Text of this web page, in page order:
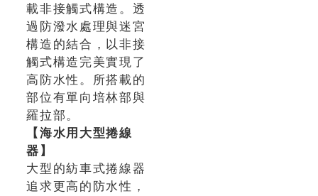
載非接觸式構造。透
過防潑水處理與迷宮
構造的結合，以非接
觸式構造完美實現了
高防水性。所搭載的
部位有單向培林部與
羅拉部。
【海水用大型捲線
器】
大型的紡車式捲線器
追求更高的防水性，